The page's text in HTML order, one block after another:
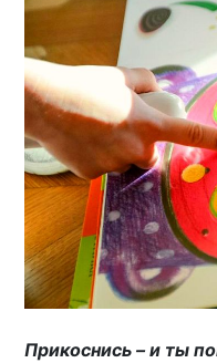
Прикоснись – и ты